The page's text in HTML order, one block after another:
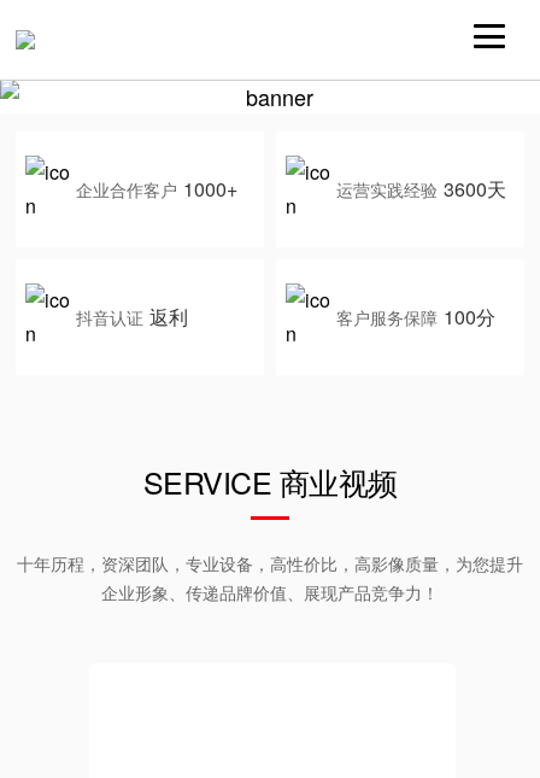
企业合作客户 1000+ 运营实践经验 3600天
抖音认证 返利 客户服务保障 100分
SERVICE 商业视频
十年历程，资深团队，专业设备，高性价比，高影像质量，为您提升
企业形象、传递品牌价值、展现产品竞争力！